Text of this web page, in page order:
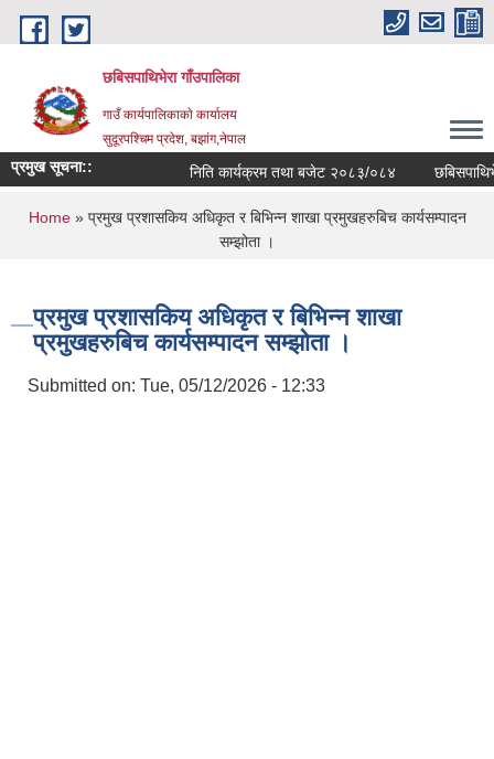
Skip to main content
छबिसपाथिभेरा गाँउपालिका
गाउँ कार्यपालिकाकाे कार्यालय
सुदूरपश्चिम प्रदेश, बझांग,नेपाल
प्रमुख सूचना:: निति कार्यक्रम तथा बजेट २०८३/०८४
You are here
Home» प्रमुख प्रशासकिय अधिकृत र बिभिन्न शाखा प्रमुखहरुबिच कार्यसम्पादन
सम्झोता ।
प्रमुख प्रशासकिय अधिकृत र बिभिन्न शाखा
प्रमुखहरुबिच कार्यसम्पादन सम्झोता ।
Submitted on: Tue, 05/12/2026 - 12:33